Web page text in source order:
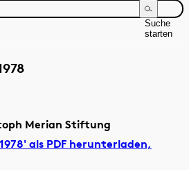
Suche
starten
Merian Stiftung
als PDF herunterladen,